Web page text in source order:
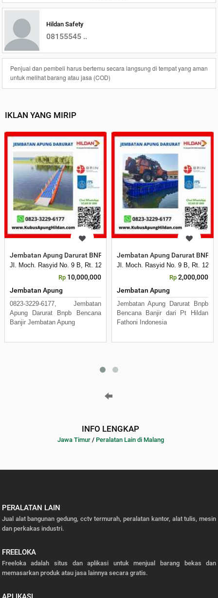
Hildan Safety
08155545 ..
Penjual dan pembeli harus bertemu secara langsung di tempat yang aman
untuk melihat barang atau jasa (COD)
IKLAN YANG MIRIP
Jembatan Apung Darurat BNPB Bencana Banjir
Jl. Moch. Rasyid No. 9 B, Rt. 12 Rw. 3, Kelurahan Mulyorejo
Rp 10,000,000
Jembatan Apung
0823-3229-6177, Jembatan
Apung Darurat Bnpb Bencana
Banjir Jembatan Apung
Jembatan Apung Darurat
Jl. Moch. Rasyid No. 9 B, Rt. 12
Rp 2,000,000
Jembatan Apung
Jembatan Apung Darurat Bnpb
Bencana Banjir dari Pt Hildan
Fathoni Indonesia
INFO LENGKAP
Jawa Timur/ Peralatan Lain di Malang
PERALATAN LAIN
Jual alat bangunan gedung, cctv termurah, peralatan kantor, alat tulis, mesin
dan perkakas industri.
FREELOKA
Freeloka adalah situs dan aplikasi untuk menjual barang bekas dan
memasarkan produk atau jasa lainnya secara gratis.